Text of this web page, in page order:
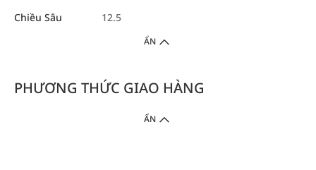
Chiều Sâu 12.5
ẨN
PHƯƠNG THỨC GIAO HÀNG
ẨN